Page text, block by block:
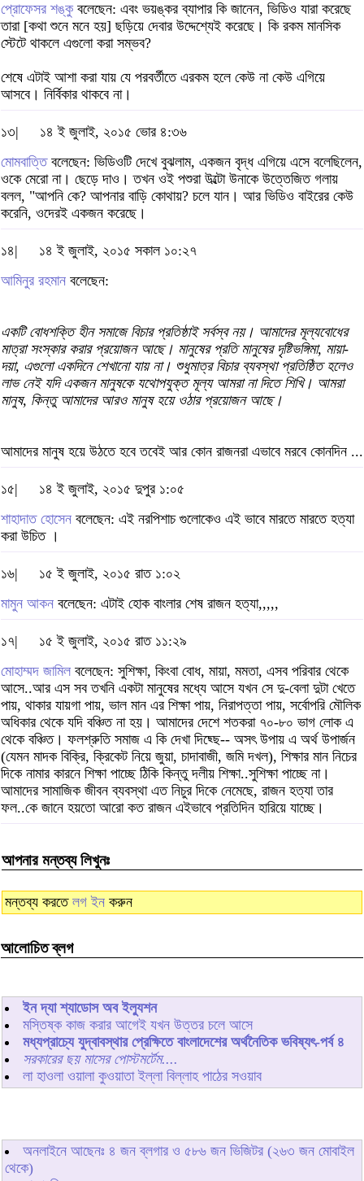
প্রোফেসর শঙ্কুবলেছেন: এবং ভয়ঙ্কর ব্যাপার কি জানেন, ভিডিও যারা করেছে
তারা [কথা শুনে মনে হয়] ছড়িয়ে দেবার উদ্দেশ্যেই করেছে। কি রকম মানসিক
স্টেটে থাকলে এগুলো করা সম্ভব?
শেষে এটাই আশা করা যায় যে পরবর্তীতে এরকম হলে কেউ না কেউ এগিয়ে
আসবে। নির্বিকার থাকবে না।
১৩|
১৪ ই জুলাই, ২০১৫ ভোর ৪:৩৬
মোমবাত্তিবলেছেন: ভিডিওটি দেখে বুঝলাম, একজন বৃদ্ধ এগিয়ে এসে বলেছিলেন,
ওকে মেরো না। ছেড়ে দাও। তখন ওই পশুরা উল্টো উনাকে উত্তেজিত গলায়
বলল, "আপনি কে? আপনার বাড়ি কোথায়? চলে যান। আর ভিডিও বাইরের কেউ
করেনি, ওদেরই একজন করেছে।
১৪|
১৪ ই জুলাই, ২০১৫ সকাল ১০:২৭
আমিনুর রহমান বলেছেন:
একটি বোধশক্তি হীন সমাজে বিচার প্রতিষ্ঠাই সর্বস্ব নয়। আমাদের মূল্যবোধের
মাত্রা সংস্কার করার প্রয়োজন আছে। মানুষের প্রতি মানুষের দৃষ্টিভঙ্গিমা, মায়া-
দয়া, এগুলো একদিনে শেখানো যায় না। শুধুমাত্র বিচার ব্যবস্থা প্রতিষ্ঠিত হলেও
লাভ নেই যদি একজন মানুষকে যথোপযুক্ত মূল্য আমরা না দিতে শিখি। আমরা
মানুষ, কিন্তু আমাদের আরও মানুষ হয়ে ওঠার প্রয়োজন আছে।
আমাদের মানুষ হয়ে উঠতে হবে তবেই আর কোন রাজনরা এভাবে মরবে কোনদিন ...
১৫|
১৪ ই জুলাই, ২০১৫ দুপুর ১:০৫
শাহাদাত হোসেন বলেছেন: এই নরপিশাচ গুলোকেও এই ভাবে মারতে মারতে হত্যা
করা উচিত ।
১৬|
১৫ ই জুলাই, ২০১৫ রাত ১:০২
মামুন আকন বলেছেন: এটাই হোক বাংলার শেষ রাজন হত্যা,,,,,
১৭|
১৫ ই জুলাই, ২০১৫ রাত ১১:২৯
মোহাম্মদ জামিল বলেছেন: সুশিক্ষা, কিংবা বোধ, মায়া, মমতা, এসব পরিবার থেকে
আসে..আর এস সব তখনি একটা মানুষের মধ্যে আসে যখন সে দু-বেলা দুটা খেতে
পায়, থাকার যায়গা পায়, ভাল মান এর শিক্ষা পায়, নিরাপত্তা পায়, সর্বোপরি মৌলিক
অধিকার থেকে যদি বঞ্চিত না হয়। আমাদের দেশে শতকরা ৭০-৮০ ভাগ লোক এ
থেকে বঞ্চিত। ফলশ্রুতি সমাজ এ কি দেখা দিছ্ছে-- অসৎ উপায় এ অর্থ উপার্জন
(যেমন মাদক বিক্রি, ক্রিকেট নিয়ে জুয়া, চাদাবাজী, জমি দখল), শিক্ষার মান নিচের
দিকে নামার কারনে শিক্ষা পাচ্ছে ঠিকি কিন্তু দলীয় শিক্ষা..সুশিক্ষা পাচ্ছে না।
আমাদের সামাজিক জীবন ব্যবস্থা এত নিচুর দিকে নেমেছে, রাজন হত্যা তার
ফল..কে জানে হয়তো আরো কত রাজন এইভাবে প্রতিদিন হারিয়ে যাচ্ছে।
আপনার মন্তব্য লিখুনঃ
মন্তব্য করতে লগ ইন করুন
আলোচিত ব্লগ
ইন দ্যা শ্যাডোস অব ইল্যুশন
মস্তিষ্ক কাজ করার আগেই যখন উত্তর চলে আসে
মধ্যপ্রাচ্যে যুদ্বাবস্থার প্রেক্ষিতে বাংলাদেশের অর্থনৈতিক ভবিষ্যৎ-পর্ব ৪
সরকারের ছয় মাসের পোস্টমর্টেম....
লা হাওলা ওয়ালা কুওয়াতা ইল্লা বিল্লাহ পাঠের সওয়াব
অনলাইনে আছেনঃ ৪ জন ব্লগার ও ৫৮৬ জন ভিজিটর (২৬৩ জন মোবাইল
থেকে)